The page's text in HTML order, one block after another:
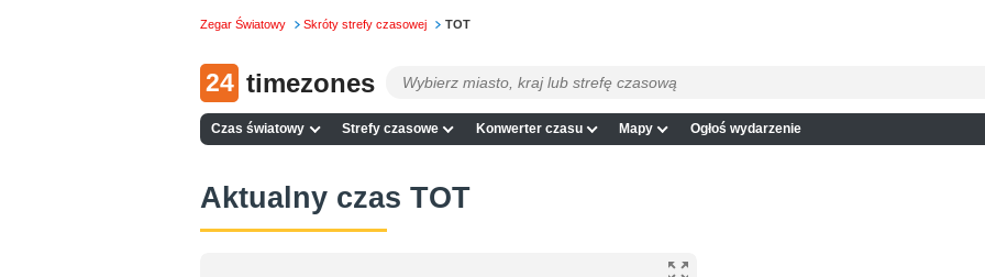
Zegar Światowy Skróty strefy czasowej TOT
24 timezones
Czas światowy Strefy czasowe Konwerter czasu Mapy Ogłoś wydarzenie
Aktualny czas TOT